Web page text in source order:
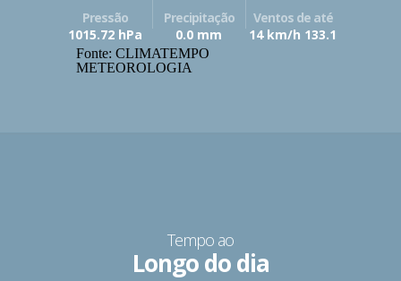
Pressão
1015.72 hPa
Precipitação
0.0 mm
Ventos de até
14 km/h 133.1
Fonte: CLIMATEMPO
METEOROLOGIA
Tempo ao
Longo do dia